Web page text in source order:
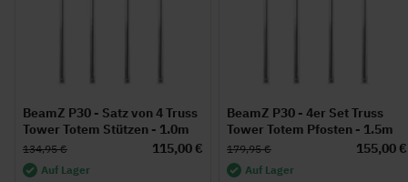
BeamZ P30 - Satz von 4 Truss
Tower Totem Stützen - 1.0m
115,00 €
134,95 €
Auf Lager
BeamZ P30 - 4er Set Truss
Tower Totem Pfosten - 1.5m
155,00 €
179,95 €
Auf Lager